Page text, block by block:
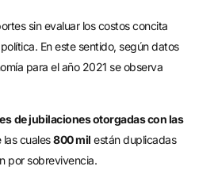
sin evaluar los costos concita
En este sentido, según datos
para el año 2021 se observa
de jubilaciones otorgadas con las
las cuales800 mil están duplicadas
por sobrevivencia.